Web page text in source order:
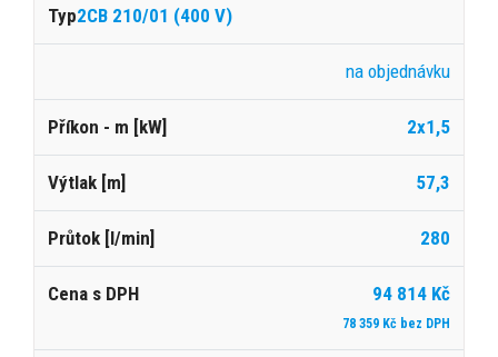
2CB 210/01 (400 V)
na objednávku
2x1,5
57,3
280
94 814 Kč
78 359 Kč bez DPH